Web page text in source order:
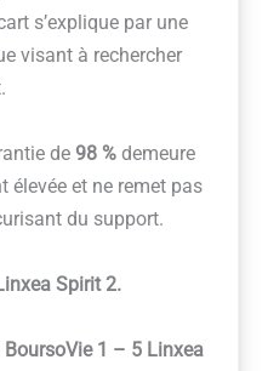
s’explique par une
visant à rechercher
de 98 %demeure
et ne remet pas
du support.
Spirit 2.
1 – 5 Linxea